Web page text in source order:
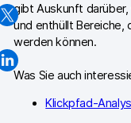
gibt Auskunft
und enthüllt
werden können.
Was Sie auch
Klickpfad-